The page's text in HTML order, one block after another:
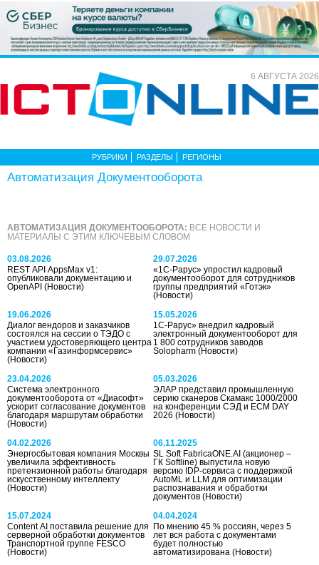
6 АВГУСТА 2026
РУБРИКИ РАЗДЕЛЫ РЕГИОНЫ
Автоматизация Документооборота
АВТОМАТИЗАЦИЯ ДОКУМЕНТООБОРОТА: ВСЕ НОВОСТИ И
МАТЕРИАЛЫ С ЭТИМ КЛЮЧЕВЫМ СЛОВОМ
03.08.2026
REST API AppsMax v1:
опубликовали документацию и
OpenAPI (Новости)
29.07.2026
«1С‑Рарус» упростил кадровый
документооборот для сотрудников
группы предприятий «Готэк»
(Новости)
19.06.2026
Диалог вендоров и заказчиков
состоялся на сессии о ТЭДО с
участием удостоверяющего центра
компании «Газинформсервис»
(Новости)
15.05.2026
1С-Рарус» внедрил кадровый
электронный документооборот для
1 800 сотрудников заводов
Solopharm(Новости)
23.04.2026
Система электронного
документооборота от «Диасофт»
ускорит согласование документов
благодаря маршрутам обработки
(Новости)
05.03.2026
ЭЛАР представил промышленную
серию сканеров Скамакс 1000/2000
на конференции СЭД и ECM DAY
2026(Новости)
04.02.2026
Энергосбытовая компания Москвы
увеличила эффективность
претензионной работы благодаря
искусственному интеллекту
(Новости)
06.11.2025
SL Soft FabricaONE.AI (акционер –
ГК Softline) выпустила новую
версию IDP-сервиса с поддержкой
AutoML и LLM для оптимизации
распознавания и обработки
документов(Новости)
15.07.2024
Content AI поставила решение для
серверной обработки документов
Транспортной группе FESCO
(Новости)
04.04.2024
По мнению 45 % россиян, через 5
лет вся работа с документами
будет полностью
автоматизирована(Новости)